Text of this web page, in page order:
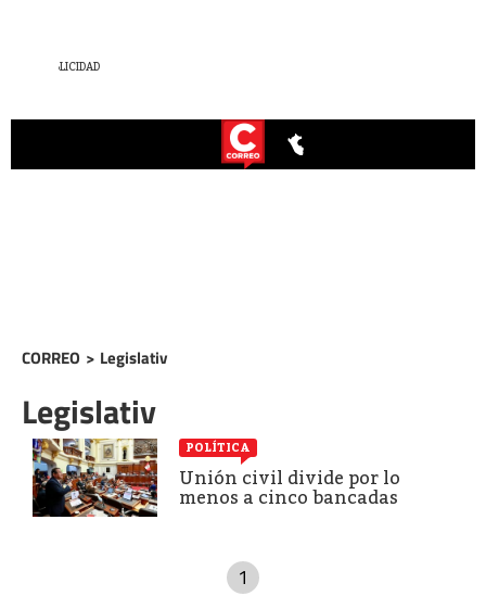
CORREO > Legislativ
Legislativ
POLÍTICA
Unión civil divide por lo
menos a cinco bancadas
1